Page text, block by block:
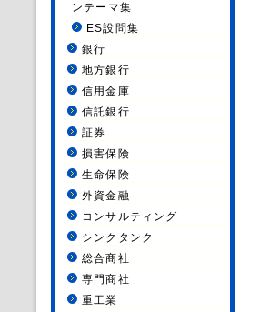
ンテーマ集
ES設問集
銀行
地方銀行
信用金庫
信託銀行
証券
損害保険
生命保険
外資金融
コンサルティング
シンクタンク
総合商社
専門商社
重工業